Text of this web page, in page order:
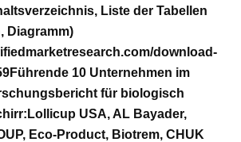
Liste der Tabellen
Diagramm)
download-
Führende 10 Unternehmen im
für biologisch
Lollicup USA, AL Bayader,
Eco-Product, Biotrem, CHUK